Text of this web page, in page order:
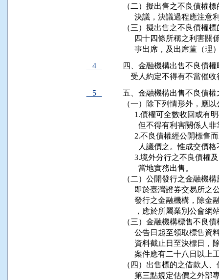
（二）擬出售之不良債權
決議，決議過程應注
（三）擬出售之不良債權
四十四條所稱之利害
事出席，及出席董（
4
四、金融機構出售不良債
受人約定不得有不當催
5
五、金融機構出售不良債
（一）除下列情形外，應
1.債權可全數收回或
但不得有利害關係人
2.不良債權經公開標
人議價之。惟成交
3.境外分行之不良債
        當地實務出售。
（二）公開發行之金融機
即於臺灣證券交易所
發行之金融機構，除
，應於所屬業別公會網
（三）金融機構標售不良
公告日起至領取標售
資料截止日至決標日
案件應有二十八日以上
（四）出售標的之借款人
第三點規定估價之外